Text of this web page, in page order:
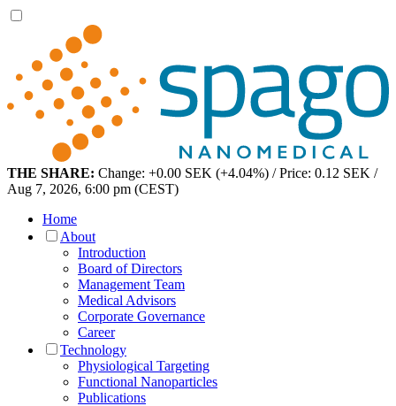
THE SHARE: Change: +0.00 SEK (+4.04%) / Price: 0.12 SEK /
Aug 7, 2026, 6:00 pm (CEST)
Home
About
Introduction
Board of Directors
Management Team
Medical Advisors
Corporate Governance
Career
Technology
Physiological Targeting
Functional Nanoparticles
Publications